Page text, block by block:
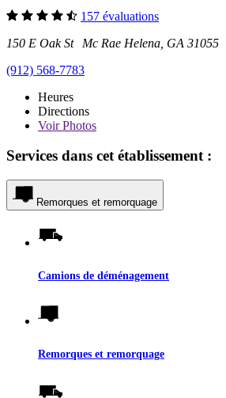
157 évaluations
150 E Oak St Mc Rae Helena, GA 31055
(912) 568-7783
Heures
Directions
VoirPhotos
Services dans cet établissement :
Remorques et remorquage
Camions de déménagement
Remorques et remorquage